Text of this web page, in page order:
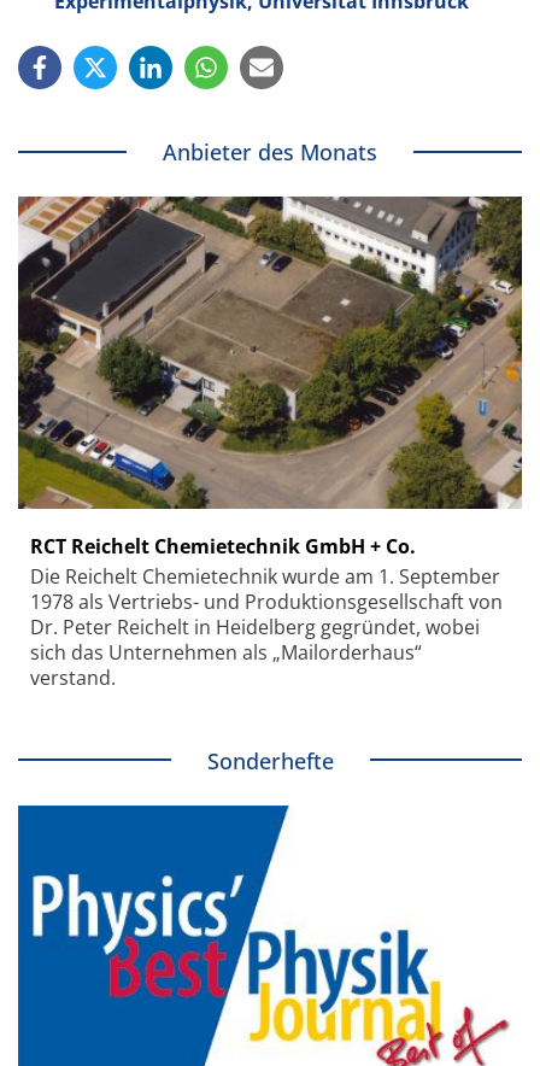
Anbieter des Monats
RCT Reichelt Chemietechnik GmbH + Co.
Die Reichelt Chemietechnik wurde am 1. September
1978 als Vertriebs- und Produktionsgesellschaft von
Dr. Peter Reichelt in Heidelberg gegründet, wobei
sich das Unternehmen als „Mailorderhaus“
verstand.
Sonderhefte